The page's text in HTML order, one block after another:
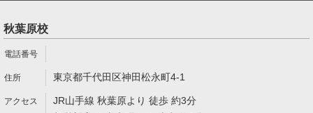
秋葉原校
東京都千代田区神田松永町4-1
JR山手線 秋葉原より 徒歩 約3分